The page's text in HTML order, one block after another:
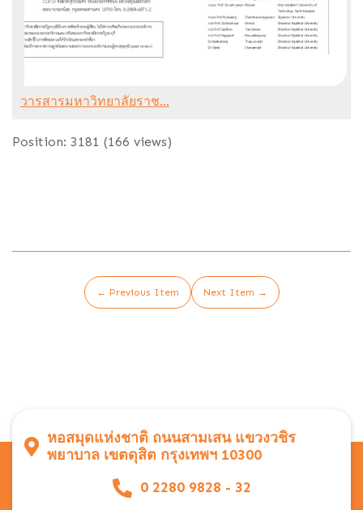
วารสารมหาวิทยาลัยราช...
Position: 3181 (166 views)
← Previous Item Next Item →
หอสมุดแห่งชาติ ถนนสามเสน แขวงวชิร
พยาบาล เขตดุสิต กรุงเทพฯ 10300
0 2280 9828 - 32